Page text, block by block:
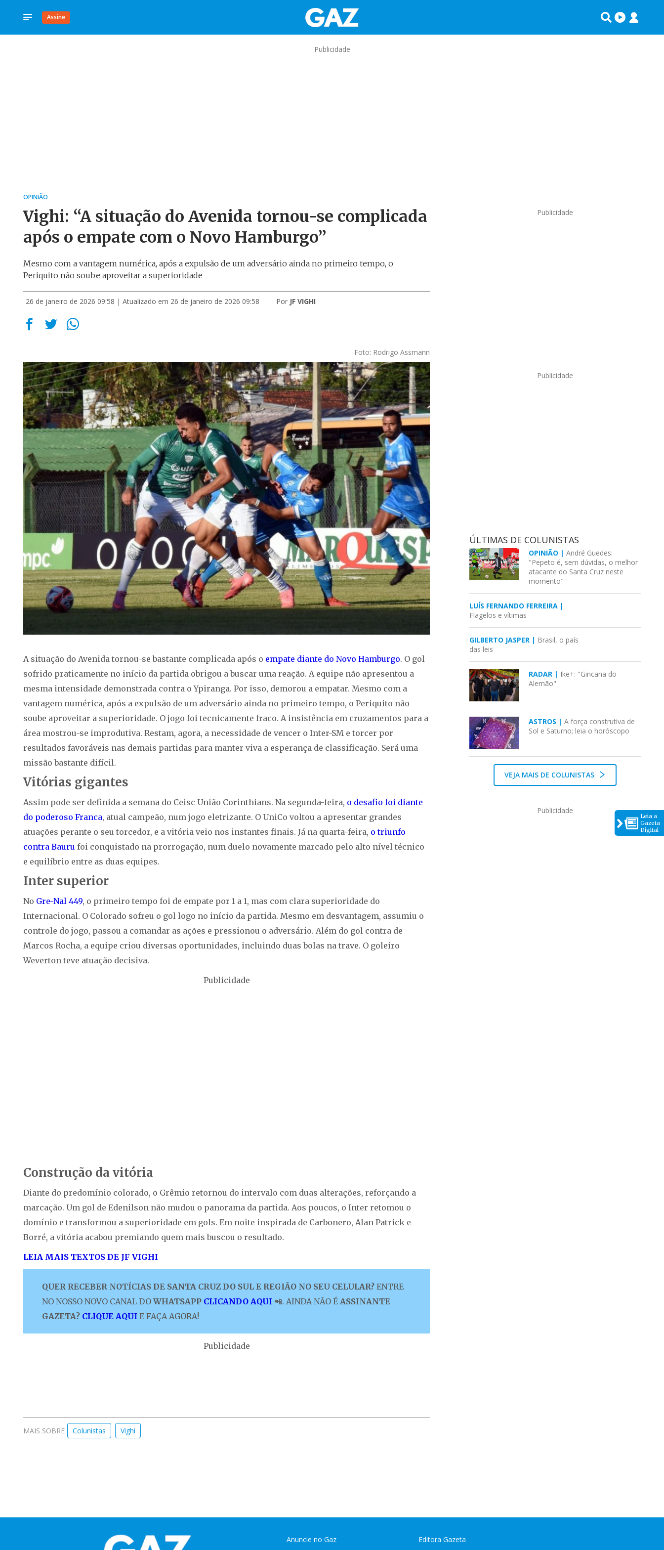
Assine
Leia a
Gazeta
Digital
Publicidade
OPINIÃO
Vighi: “A situação do Avenida tornou-se complicada
após o empate com o Novo Hamburgo”
Mesmo com a vantagem numérica, após a expulsão de um adversário ainda no primeiro tempo, o
Periquito não soube aproveitar a superioridade
26 de janeiro de 2026 09:58 | Atualizado em 26 de janeiro de 2026 09:58 Por JF VIGHI
Foto: Rodrigo Assmann
A situação do Avenida tornou-se bastante complicada após o empate diante do Novo Hamburgo. O gol
sofrido praticamente no início da partida obrigou a buscar uma reação. A equipe não apresentou a
mesma intensidade demonstrada contra o Ypiranga. Por isso, demorou a empatar. Mesmo com a
vantagem numérica, após a expulsão de um adversário ainda no primeiro tempo, o Periquito não
soube aproveitar a superioridade. O jogo foi tecnicamente fraco. A insistência em cruzamentos para a
área mostrou-se improdutiva. Restam, agora, a necessidade de vencer o Inter-SM e torcer por
resultados favoráveis nas demais partidas para manter viva a esperança de classificação. Será uma
missão bastante difícil.
Vitórias gigantes
Assim pode ser definida a semana do Ceisc União Corinthians. Na segunda-feira, o desafio foi diante
do poderoso Franca, atual campeão, num jogo eletrizante. O UniCo voltou a apresentar grandes
atuações perante o seu torcedor, e a vitória veio nos instantes finais. Já na quarta-feira, o triunfo
contra Bauru foi conquistado na prorrogação, num duelo novamente marcado pelo alto nível técnico
e equilíbrio entre as duas equipes.
Inter superior
No Gre-Nal 449, o primeiro tempo foi de empate por 1 a 1, mas com clara superioridade do
Internacional. O Colorado sofreu o gol logo no início da partida. Mesmo em desvantagem, assumiu o
controle do jogo, passou a comandar as ações e pressionou o adversário. Além do gol contra de
Marcos Rocha, a equipe criou diversas oportunidades, incluindo duas bolas na trave. O goleiro
Weverton teve atuação decisiva.
Publicidade
Construção da vitória
Diante do predomínio colorado, o Grêmio retornou do intervalo com duas alterações, reforçando a
marcação. Um gol de Edenilson não mudou o panorama da partida. Aos poucos, o Inter retomou o
domínio e transformou a superioridade em gols. Em noite inspirada de Carbonero, Alan Patrick e
Borré, a vitória acabou premiando quem mais buscou o resultado.
LEIA MAIS TEXTOS DE JF VIGHI
QUER RECEBER NOTÍCIAS DE SANTA CRUZ DO SUL E REGIÃO NO SEU CELULAR? ENTRE
NO NOSSO NOVO CANAL DO WHATSAPP CLICANDO AQUI 📲. AINDA NÃO É ASSINANTE
GAZETA? CLIQUE AQUI E FAÇA AGORA!
Publicidade
MAIS SOBRE Colunistas Vighi
Publicidade
Publicidade
ÚLTIMAS DE COLUNISTAS
OPINIÃO |André Guedes:
"Pepeto é, sem dúvidas, o melhor
atacante do Santa Cruz neste
momento"
LUÍS FERNANDO FERREIRA |
Flagelos e vítimas
GILBERTO JASPER | Brasil, o país
das leis
RADAR | Ike+: "Gincana do
Alemão"
ASTROS |A força construtiva de
Sol e Saturno; leia o horóscopo
VEJA MAIS DE COLUNISTAS
Publicidade
Anuncie no Gaz
Editora Gazeta